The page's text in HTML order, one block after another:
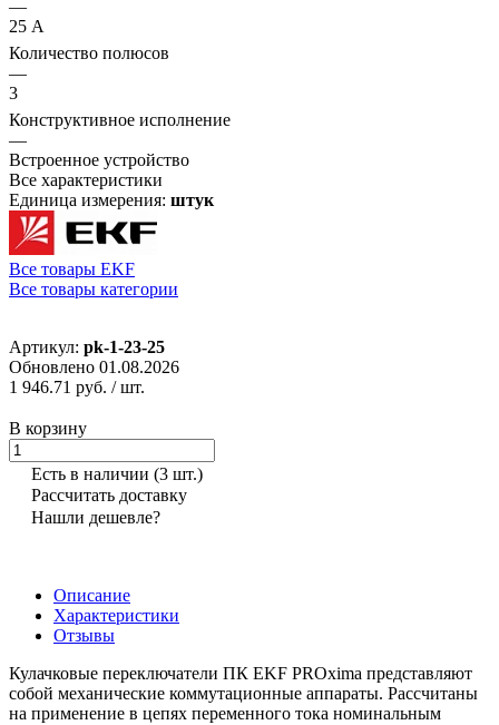
—
25 А
Количество полюсов
—
3
Конструктивное исполнение
—
Встроенное устройство
Все характеристики
Единица измерения: штук
Все товары EKF
Все товары категории
Артикул: pk-1-23-25
Обновлено 01.08.2026
1 946.71 руб. / шт.
В корзину
Есть в наличии (3 шт.)
Рассчитать доставку
Нашли дешевле?
Описание
Характеристики
Отзывы
Кулачковые переключатели ПК EKF PROxima представляют
собой механические коммутационные аппараты. Рассчитаны
на применение в цепях переменного тока номинальным